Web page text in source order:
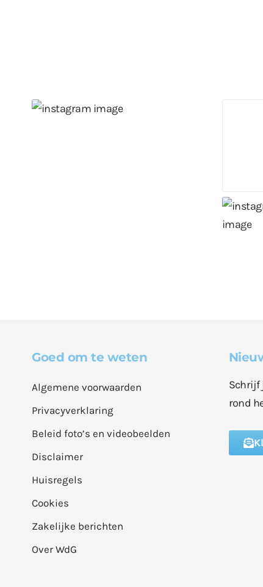
Goed om te weten
Algemene voorwaarden
Privacyverklaring
Beleid foto’s en videobeelden
Disclaimer
Huisregels
Cookies
Zakelijke berichten
Over WdG
Schrijf
rond